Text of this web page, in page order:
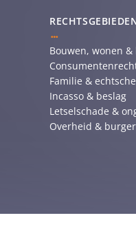
Bouwen, wonen
Familie &
Incasso & beslag
Letselschade &
Overheid & burger